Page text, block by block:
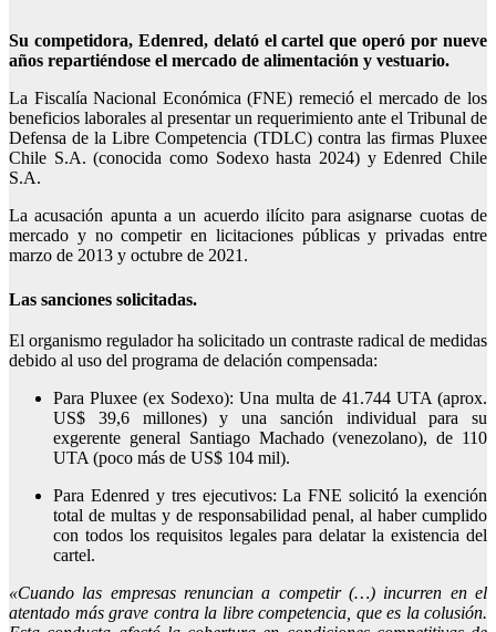
Su competidora, Edenred, delató el cartel que operó por nueve
años repartiéndose el mercado de alimentación y vestuario.
La Fiscalía Nacional Económica (FNE) remeció el mercado de los
beneficios laborales al presentar un requerimiento ante el Tribunal de
Defensa de la Libre Competencia (TDLC) contra las firmas Pluxee
Chile S.A. (conocida como Sodexo hasta 2024) y Edenred Chile
S.A.
La acusación apunta a un acuerdo ilícito para asignarse cuotas de
mercado y no competir en licitaciones públicas y privadas entre
marzo de 2013 y octubre de 2021.
Las sanciones solicitadas.
El organismo regulador ha solicitado un contraste radical de medidas
debido al uso del programa de delación compensada:
Para Pluxee (ex Sodexo): Una multa de 41.744 UTA (aprox.
US$ 39,6 millones) y una sanción individual para su
exgerente general Santiago Machado (venezolano), de 110
UTA (poco más de US$ 104 mil).
Para Edenred y tres ejecutivos: La FNE solicitó la exención
total de multas y de responsabilidad penal, al haber cumplido
con todos los requisitos legales para delatar la existencia del
cartel.
«Cuando las empresas renuncian a competir (…) incurren en el
atentado más grave contra la libre competencia, que es la colusión.